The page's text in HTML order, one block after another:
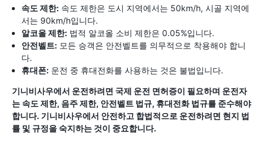
속도 제한: 속도 제한은 도시 지역에서는 50km/h, 시골 지역에
서는 90km/h입니다.
알코올 제한: 법적 알코올 소비 제한은 0.05%입니다.
안전벨트: 모든 승객은 안전벨트를 의무적으로 착용해야 합니
다.
휴대폰: 운전 중 휴대전화를 사용하는 것은 불법입니다.
기니비사우에서 운전하려면 국제 운전 면허증이 필요하며 운전자
는 속도 제한, 음주 제한, 안전벨트 법규, 휴대전화 법규를 준수해야
합니다. 기니비사우에서 안전하고 합법적으로 운전하려면 현지 법
률 및 규정을 숙지하는 것이 중요합니다.